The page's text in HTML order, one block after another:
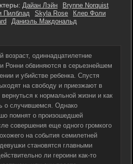
Дайан Лэйн
Brynne Norquist
Пилблад Skyla Rose
Клер Фоли
Даниэль Макдональд
возраст, одиннадцатилетние
Ронни обвиняются в серьезнейшем
и убийстве ребенка. Спустя
на свободу и приезжают в
к нормальной жизни и как
о случившемся. Однако
помнят о произошедшей
совершения еще одного громкого
на события семилетней
становятся главными
ли героини как-то